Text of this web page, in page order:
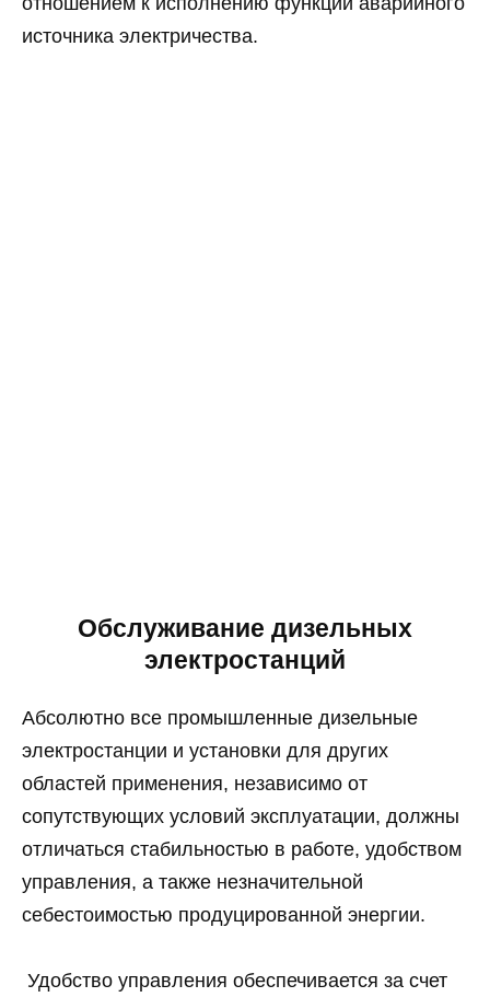
источника электричества.
Обслуживание дизельных
электростанций
Абсолютно все промышленные дизельные
электростанции и установки для других
областей применения, независимо от
сопутствующих условий эксплуатации, должны
отличаться стабильностью в работе, удобством
управления, а также незначительной
себестоимостью продуцированной энергии.
Удобство управления обеспечивается за счет